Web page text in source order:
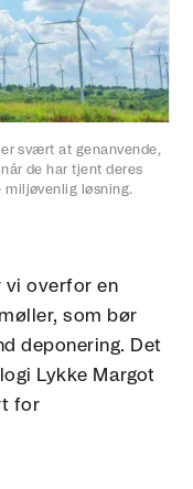
svært at genanvende,
de har tjent deres
miljøvenlig løsning.
vi overfor en
som bør
deponering. Det
Lykke Margot
for